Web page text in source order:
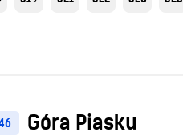
Góra Piasku